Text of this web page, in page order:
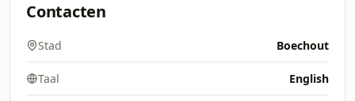
Contacten
Stad Boechout
Taal English